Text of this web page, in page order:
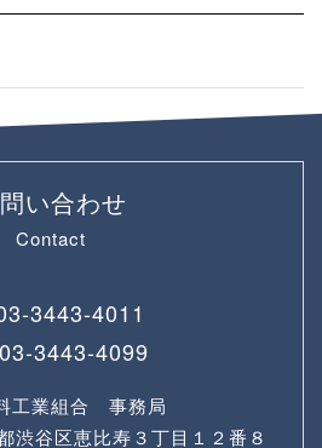
い合わせ
Contact
3443-4011
03-3443-4099
工業組合 事務局
谷区恵比寿３丁目１２番８